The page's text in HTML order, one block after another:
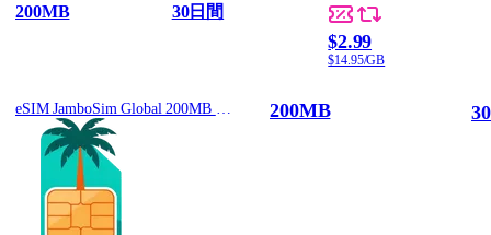
200MB 30日間
$2.99
$14.95/GB
200MB